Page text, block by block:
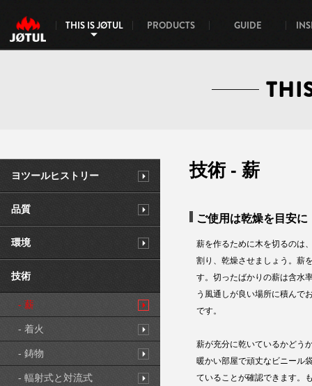
THIS IS JØTUL PRODUCTS GUIDE
ヨツールヒストリー
品質
環境
技術
- 薪
- 着火
- 鋳物
- 輻射式と対流式
技術 - 薪
ご使用は乾燥を目安に
薪を作るために木を切るのは
割り、乾燥させましょう。薪
す。切ったばかりの薪は含水
う風通しが良い場所に積んで
です。
薪が充分に乾いているかどう
暖かい部屋で頑丈なビニール
ていることが確認できます。